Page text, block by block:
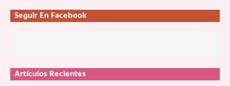
Seguir En Facebook
Artículos Recientes